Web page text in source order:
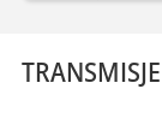
TRANSMISJE